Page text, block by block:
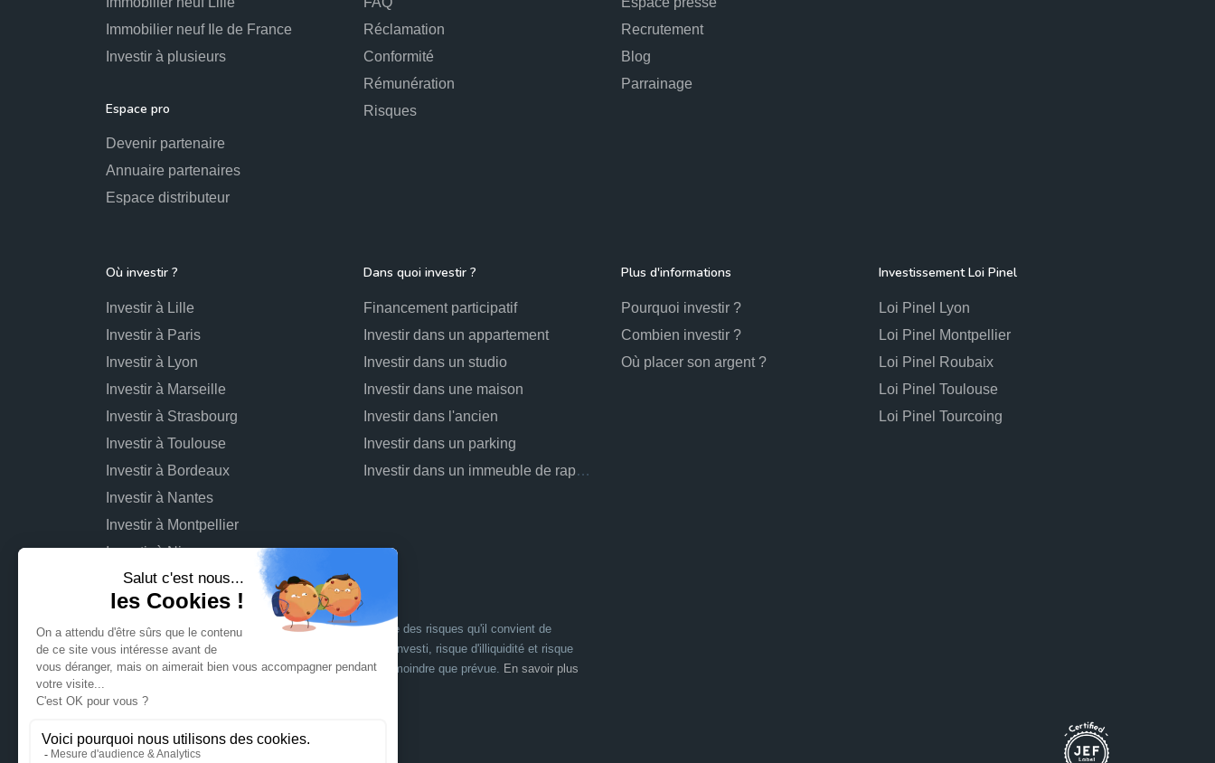
Immobilier neuf Ile de France
Investir à plusieurs
Espace pro
Devenir partenaire
Annuaire partenaires
Espace distributeur
Réclamation
Conformité
Rémunération
Risques
Recrutement
Blog
Parrainage
Où investir ?
Investir à Lille
Investir à Paris
Investir à Lyon
Investir à Marseille
Investir à Strasbourg
Investir à Toulouse
Investir à Bordeaux
Investir à Nantes
Investir à Montpellier
Investir à Nice
Dans quoi investir ?
Financement participatif
Investir dans un appartement
Investir dans un studio
Investir dans une maison
Investir dans l'ancien
Investir dans un parking
Investir dans un immeuble de rapport
Plus d'informations
Pourquoi investir ?
Combien investir ?
Où placer son argent ?
Investissement Loi Pinel
Loi Pinel Lyon
Loi Pinel Montpellier
Loi Pinel Roubaix
Loi Pinel Toulouse
Loi Pinel Tourcoing
L'investissement dans des projets immobiliers comporte des risques qu'il convient de
connaître : risque de perte totale ou partielle du capital investi, risque d'illiquidité et risque
opérationnel du projet pouvant entraîner une rentabilité moindre que prévue. En savoir plus
Signatures en ligne assurées par